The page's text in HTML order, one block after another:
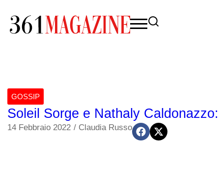
GOSSIP
Soleil Sorge e Nathaly
14 Febbraio 2022 / Claudia Russo